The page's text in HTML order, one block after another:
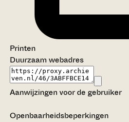
Printen
Duurzaam webadres
Aanwijzingen voor de gebruiker
Openbaarheidsbeperkingen